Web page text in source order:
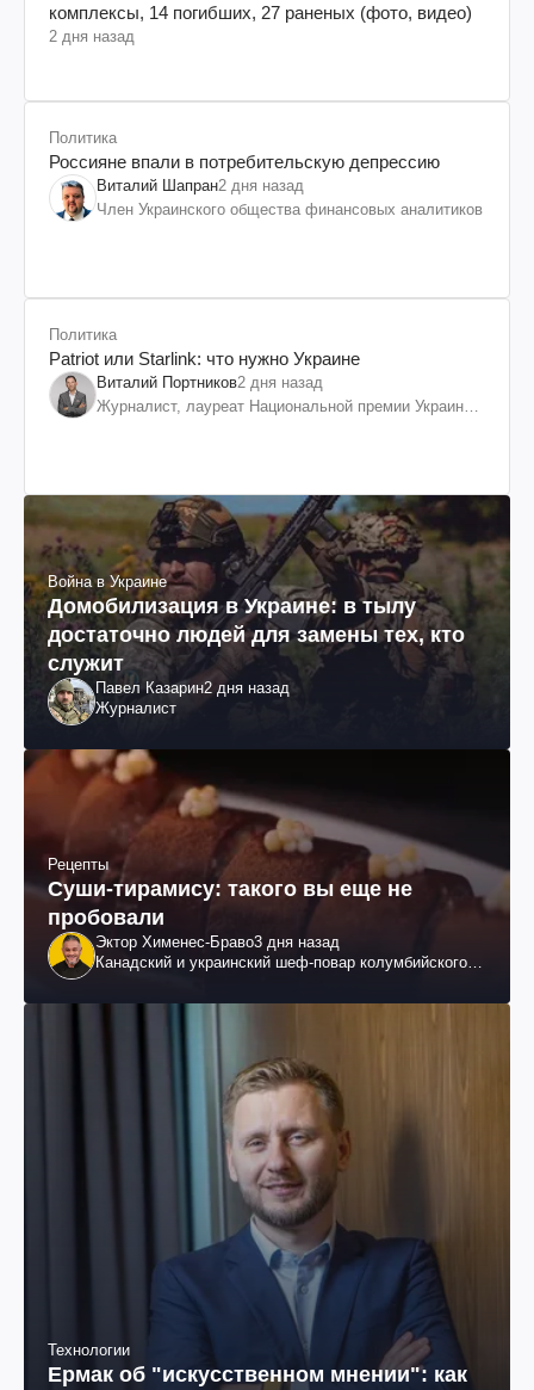
комплексы, 14 погибших, 27 раненых (фото, видео)
2 дня назад
Политика
Россияне впали в потребительскую депрессию
Виталий Шапран2 дня назад
Член Украинского общества финансовых аналитиков
Политика
Patriot или Starlink: что нужно Украине
Виталий Портников2 дня назад
Журналист, лауреат Национальной премии Украины
Война в Украине
Домобилизация в Украине: в тылу
достаточно людей для замены тех, кто
служит
Павел Казарин2 дня назад
Журналист
Рецепты
Суши-тирамису: такого вы еще не
пробовали
Эктор Хименес-Браво3 дня назад
Канадский и украинский шеф-повар колумбийского
Технологии
Ермак об "искусственном мнении": как